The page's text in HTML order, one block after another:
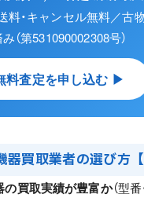
料・キャンセル無料／古
（第531090002308号）
料査定を申し込む ▶
器買取業者の選び方
の買取実績が豊富か（型